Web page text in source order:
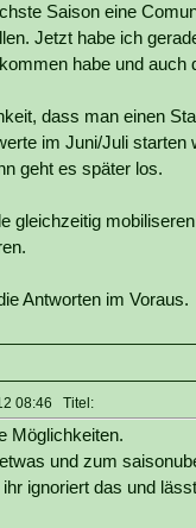
Saison eine
Jetzt habe ich
habe und
dass man einen
im Juni/Juli starten
geht es später los.
gleichzeitig
Antworten im Voraus.
08:46 Titel:
Möglichkeiten.
und zum
ignoriert das und